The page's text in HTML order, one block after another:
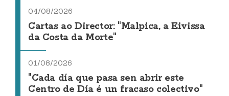
04/08/2026
Cartas ao Director: "Malpica, a Eivissa
da Costa da Morte"
01/08/2026
"Cada día que pasa sen abrir este
Centro de Día é un fracaso colectivo"